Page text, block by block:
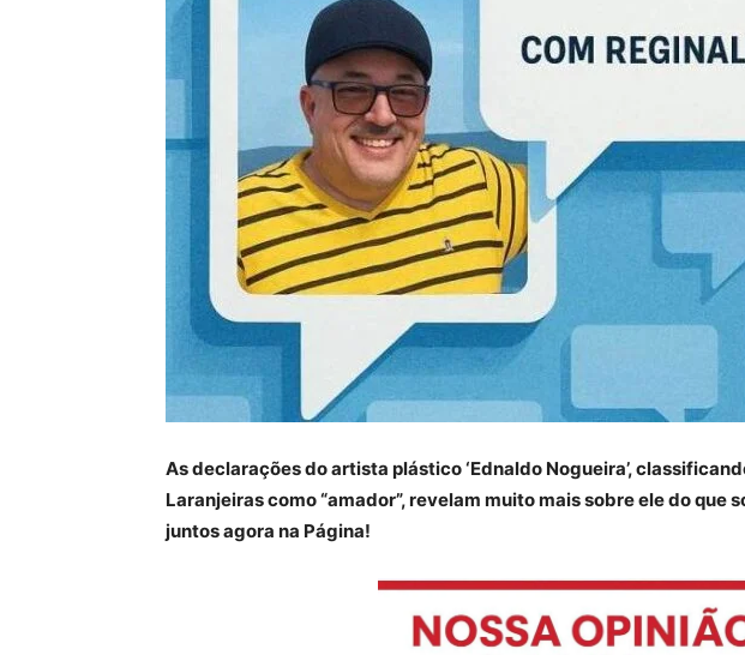
As declarações do artista plástico ‘Ednaldo Nogueira’,
Laranjeiras como “amador”, revelam muito mais sobre ele do que
juntos agora na Página!